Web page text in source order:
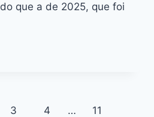
que a de 2025, que foi
3 4 … 11